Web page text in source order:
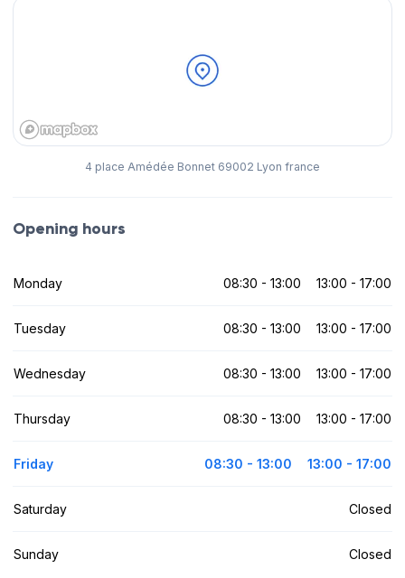
4 place Amédée Bonnet 69002 Lyon france
Opening hours
Monday 08:30 - 13:00 13:00 - 17:00
Tuesday 08:30 - 13:00 13:00 - 17:00
Wednesday 08:30 - 13:00 13:00 - 17:00
Thursday 08:30 - 13:00 13:00 - 17:00
Friday 08:30 - 13:00 13:00 - 17:00
Saturday Closed
Sunday Closed